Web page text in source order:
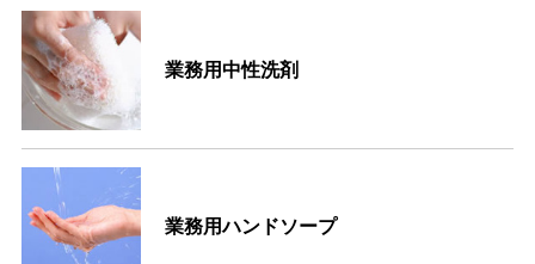
業務用中性洗剤
業務用ハンドソープ